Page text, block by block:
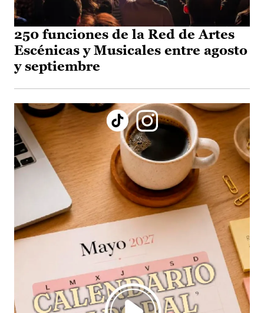
250 funciones de la Red de Artes
Escénicas y Musicales entre agosto
y septiembre